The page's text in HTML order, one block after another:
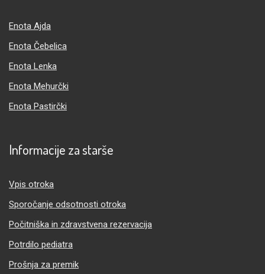
Enota Ajda
Enota Čebelica
Enota Lenka
Enota Mehurčki
Enota Pastirčki
Informacije za starše
Vpis otroka
Sporočanje odsotnosti otroka
Počitniška in zdravstvena rezervacija
Potrdilo pediatra
Prošnja za premik